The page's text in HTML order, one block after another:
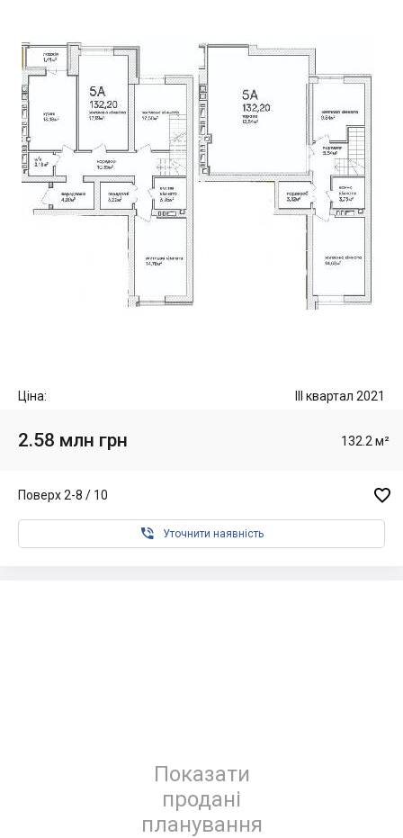
Ціна: III квартал 2021
2.58 млн грн 132.2 м²
Поверх 2-8 / 10 
 Уточнити наявність
Показати
продані
планування